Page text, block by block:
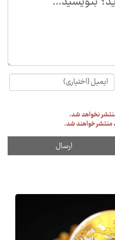
نخواهد شد.
منتشر خواهند شد.